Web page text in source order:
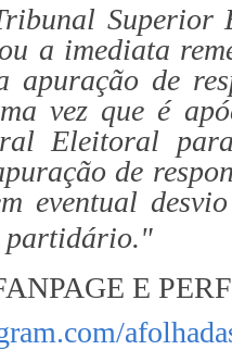
a imediata
apuração de
vez que é
Eleitoral
de
eventual
partidário."
E